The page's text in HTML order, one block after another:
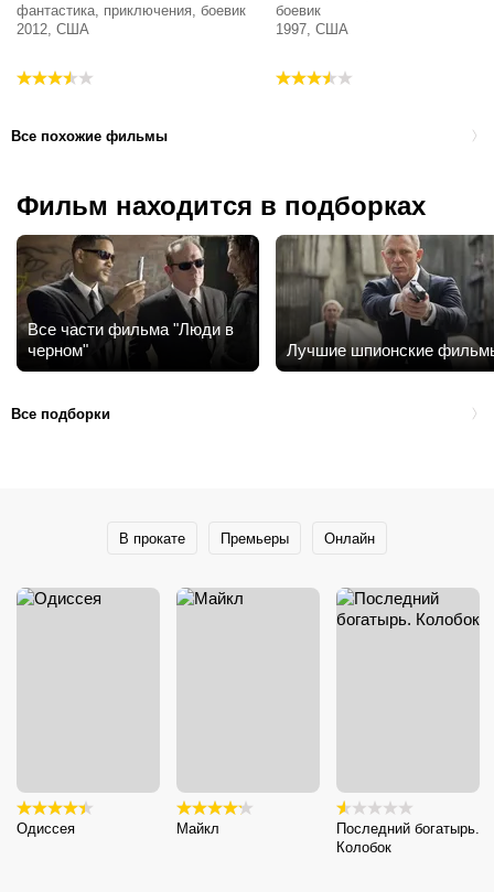
фантастика, приключения, боевик
2012, США
боевик
1997, США
Все похожие фильмы
Фильм находится в подборках
Все части фильма "Люди в
черном"
Лучшие шпионские
Все подборки
В прокате Премьеры Онлайн
Одиссея Майкл
Последний богатырь.
Колобок